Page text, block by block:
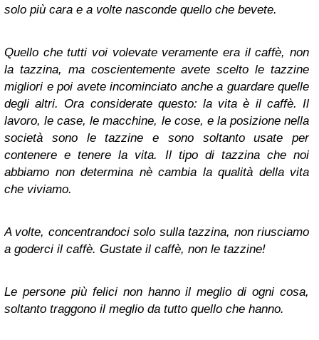
solo più cara e a volte nasconde quello che bevete.
Quello che tutti voi volevate veramente era il caffè, non
la tazzina, ma coscientemente avete scelto le tazzine
migliori e poi avete incominciato anche a guardare quelle
degli altri. Ora considerate questo: la vita è il caffè. Il
lavoro, le case, le macchine, le cose, e la posizione nella
società sono le tazzine e sono soltanto usate per
contenere e tenere la vita. Il tipo di tazzina che noi
abbiamo non determina nè cambia la qualità della vita
che viviamo.
A volte, concentrandoci solo sulla tazzina, non riusciamo
a goderci il caffè. Gustate il caffè, non le tazzine!
Le persone più felici non hanno il meglio di ogni cosa,
soltanto traggono il meglio da tutto quello che hanno.